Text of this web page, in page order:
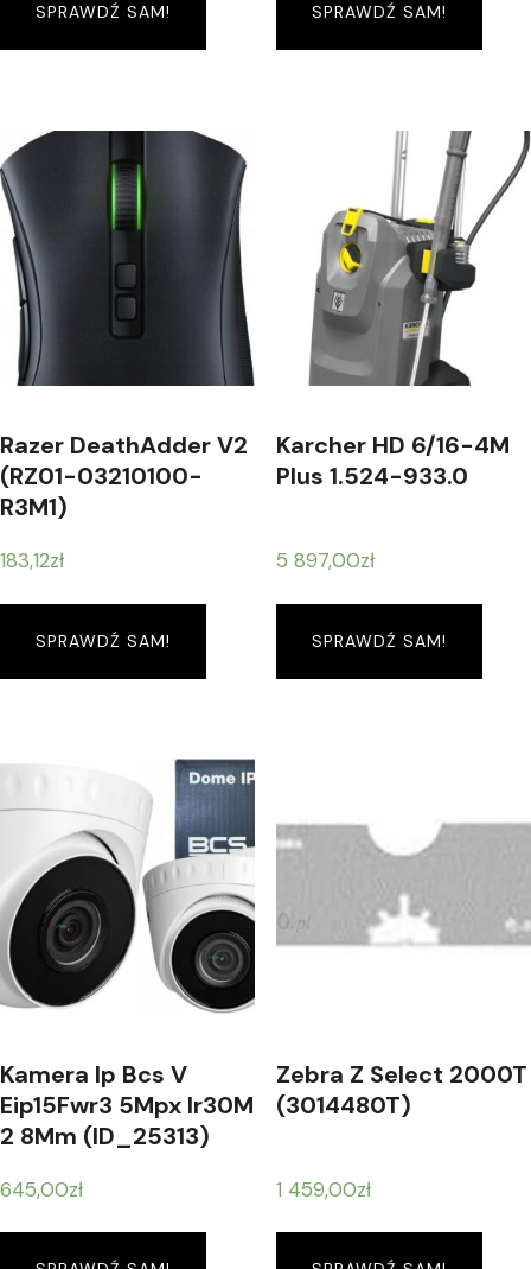
SPRAWDŹ SAM! SPRAWDŹ SAM!
Razer DeathAdder V2
(RZ01-03210100-
R3M1)
183,12zł
SPRAWDŹ SAM!
Karcher HD 6/16-4M
Plus 1.524-933.0
5 897,00zł
SPRAWDŹ SAM!
Kamera Ip Bcs V
Eip15Fwr3 5Mpx Ir30M
2 8Mm (ID_25313)
645,00zł
Zebra Z Select 2000T
(3014480T)
1 459,00zł